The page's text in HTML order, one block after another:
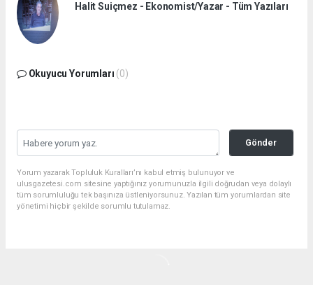
Halit Suiçmez - Ekonomist/Yazar - Tüm Yazıları
Okuyucu Yorumları (0)
Gönder
Yorum yazarak Topluluk Kuralları’nı kabul etmiş bulunuyor ve
ulusgazetesi.com sitesine yaptığınız yorumunuzla ilgili doğrudan veya dolaylı
tüm sorumluluğu tek başınıza üstleniyorsunuz. Yazılan tüm yorumlardan site
yönetimi hiçbir şekilde sorumlu tutulamaz.